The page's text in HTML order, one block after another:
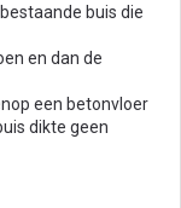
buis die
en dan de
een betonvloer
dikte geen